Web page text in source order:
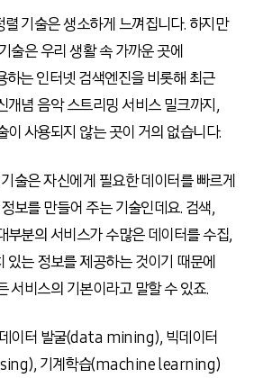
기술은 생소하게 느껴집니다. 하지만
술은 우리 생활 속 가까운 곳에
하는 인터넷 검색엔진을 비롯해 최근
개념 음악 스트리밍 서비스 밀크까지,
이 사용되지 않는 곳이 거의 없습니다.
술은 자신에게 필요한 데이터를 빠르게
보를 만들어 주는 기술인데요. 검색,
부분의 서비스가 수많은 데이터를 수집,
있는 정보를 제공하는 것이기 때문에
서비스의 기본이라고 말할 수 있죠.
이터 발굴(data mining), 빅데이터
기계학습(machine learning)